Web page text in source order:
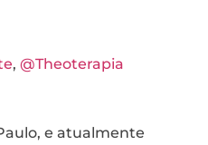
, @Theoterapia
e atualmente